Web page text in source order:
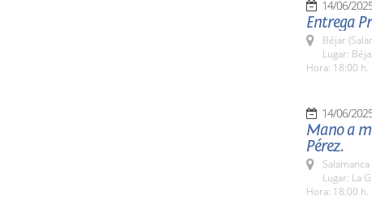
14/06/
Entrega
Béjar
Lugar:
Hora: 18:00 h.
14/06/
Mano a
Pérez.
Lugar: La
Hora: 18:00 h.